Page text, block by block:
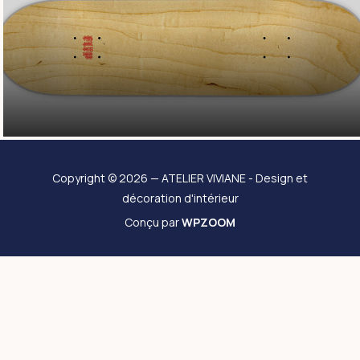
Copyright © 2026 — ATELIER VIVIANE - Design et
décoration d'intérieur
Conçu parWPZOOM